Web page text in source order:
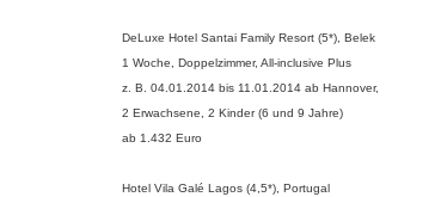
DeLuxe Hotel Santai Family Resort (5*), Belek
1 Woche, Doppelzimmer, All-inclusive Plus
z. B. 04.01.2014 bis 11.01.2014 ab Hannover,
2 Erwachsene, 2 Kinder (6 und 9 Jahre)
ab 1.432 Euro
Hotel Vila Galé Lagos (4,5*), Portugal